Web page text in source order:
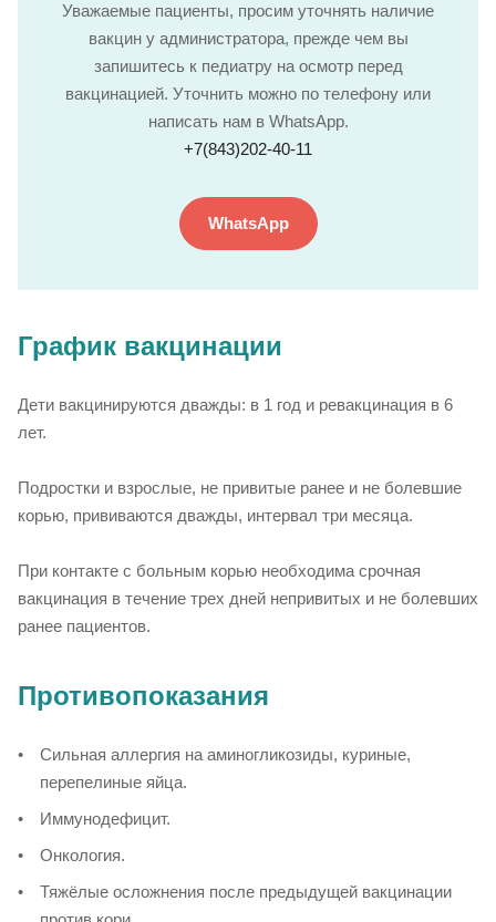
Уважаемые пациенты, просим уточнять наличие
вакцин у администратора, прежде чем вы
запишитесь к педиатру на осмотр перед
вакцинацией. Уточнить можно по телефону или
написать нам в WhatsApp.
+7(843)202-40-11
WhatsApp
График вакцинации
Дети вакцинируются дважды: в 1 год и ревакцинация в 6
лет.
Подростки и взрослые, не привитые ранее и не болевшие
корью, прививаются дважды, интервал три месяца.
При контакте с больным корью необходима срочная
вакцинация в течение трех дней непривитых и не болевших
ранее пациентов.
Противопоказания
Сильная аллергия на аминогликозиды, куриные,
перепелиные яйца.
Иммунодефицит.
Онкология.
Тяжёлые осложнения после предыдущей вакцинации